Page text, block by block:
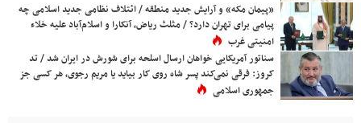
«پیمان مکه» و آرایش جدید منطقه / ائتلاف نظامی جدید اسلامی چه
پیامی برای تهران دارد؟ / مثلث ریاض، آنکارا و اسلام‌آباد علیه خلاء
امنیتی غرب
سناتور آمریکایی خواهان ارسال اسلحه برای شورش در ایران شد / تد
کروز: فرقی نمی‌کند پسر شاه روی کار بیاید یا مریم رجوی، هر کسی جز
جمهوری اسلامی